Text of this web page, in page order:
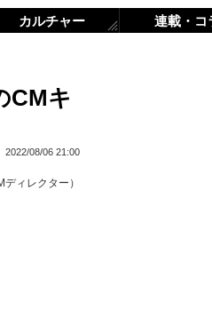
CMキ
2022/08/06 21:00
ィレクター）
カルチャー 連載・コ